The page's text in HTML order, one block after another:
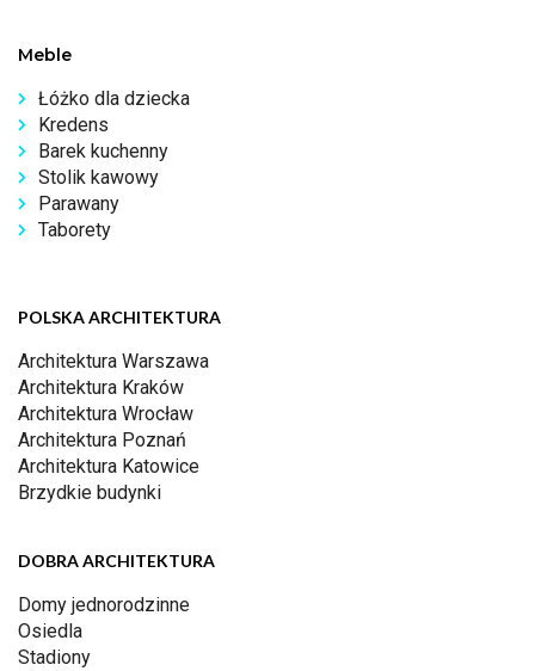
Meble
Łóżko dla dziecka
Kredens
Barek kuchenny
Stolik kawowy
Parawany
Taborety
POLSKA ARCHITEKTURA
Architektura Warszawa
Architektura Kraków
Architektura Wrocław
Architektura Poznań
Architektura Katowice
Brzydkie budynki
DOBRA ARCHITEKTURA
Domy jednorodzinne
Osiedla
Stadiony